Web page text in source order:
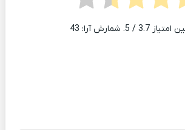
امتیاز3.7 / 5. شمارش آرا: 43